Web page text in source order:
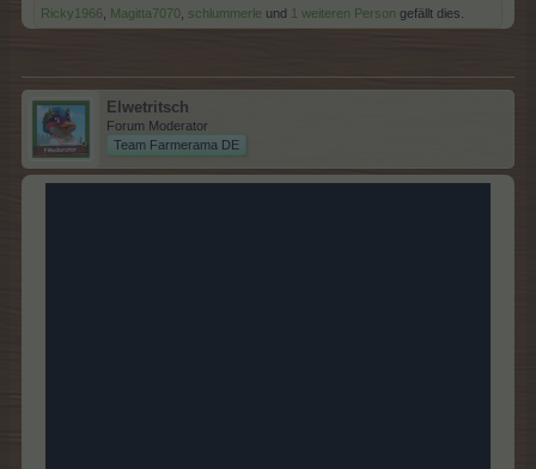
Ricky1966 Magitta7070 schlummerle und 1 weiteren Person gefällt dies.
Elwetritsch
Forum Moderator
Team Farmerama DE